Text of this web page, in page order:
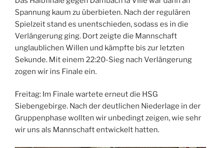
Spannung kaum zu überbieten. Nach der regulären
Spielzeit stand es unentschieden, sodass es in die
Verlängerung ging. Dort zeigte die Mannschaft
unglaublichen Willen und kämpfte bis zur letzten
Sekunde. Mit einem 22:20-Sieg nach Verlängerung
zogen wir ins Finale ein.
Freitag: Im Finale wartete erneut die HSG
Siebengebirge. Nach der deutlichen Niederlage in der
Gruppenphase wollten wir unbedingt zeigen, wie sehr
wir uns als Mannschaft entwickelt hatten.